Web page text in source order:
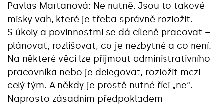
Pavlas Martanová: Ne nutně. Jsou to takové
misky vah, které je třeba správně rozložit.
S úkoly a povinnostmi se dá cíleně pracovat –
plánovat, rozlišovat, co je nezbytné a co není.
Na některé věci lze přijmout administrativního
pracovníka nebo je delegovat, rozložit mezi
celý tým. A někdy je prostě nutné říci „ne“.
Naprosto zásadním předpokladem